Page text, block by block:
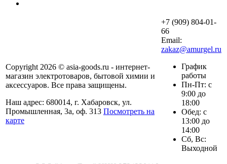
Copyright 2026 © asia-goods.ru - интернет-
магазин электротоваров, бытовой химии и
аксессуаров. Все права защищены.
Наш адрес: 680014, г. Хабаровск, ул.
Промышленная, 3а, оф. 313 Посмотреть на
карте
+7 (909) 804-01-
66
Email:
zakaz@amurgel.ru
График
работы
Пн-Пт: с
9:00 до
18:00
Обед: с
13:00 до
14:00
Сб, Вс:
Выходной